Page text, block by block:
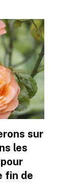
sur
les
fin de